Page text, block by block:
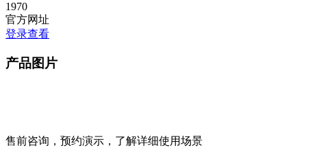
1970
官方网址
登录查看
产品图片
售前咨询，预约演示，了解详细使用场景